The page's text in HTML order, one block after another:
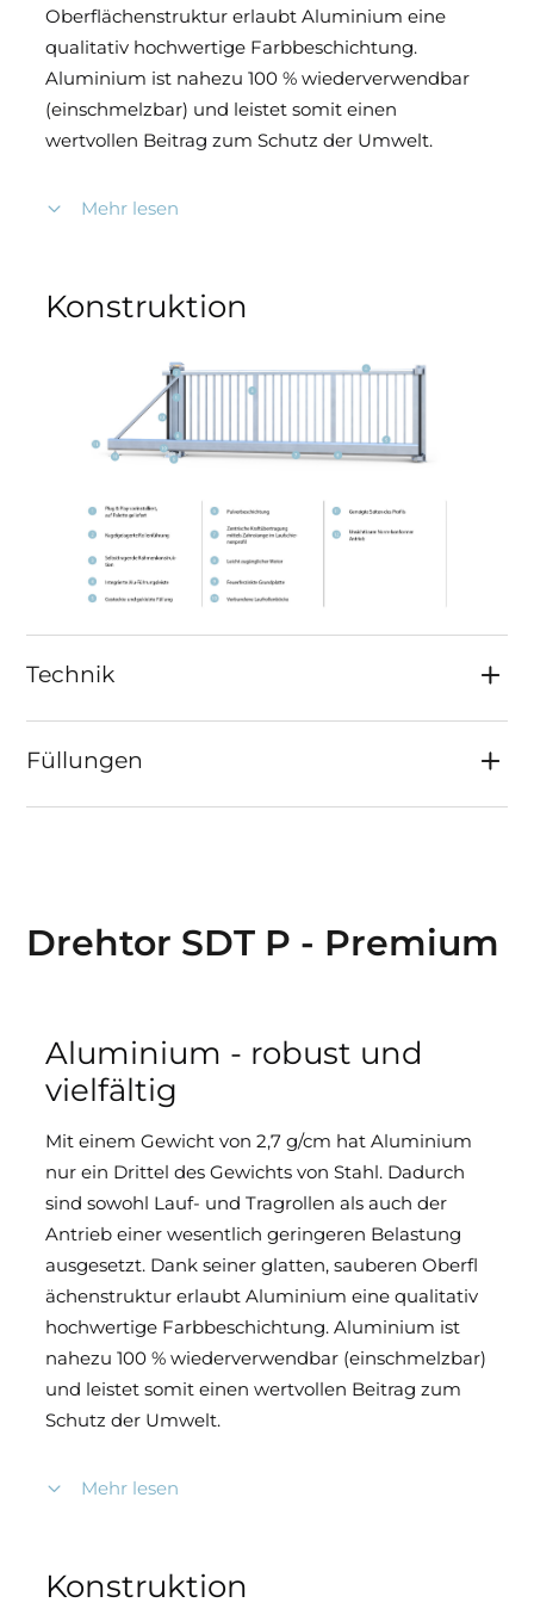
Oberflächenstruktur erlaubt Aluminium eine
qualitativ hochwertige Farbbeschichtung.
Aluminium ist nahezu 100 % wiederverwendbar
(einschmelzbar) und leistet somit einen
wertvollen Beitrag zum Schutz der Umwelt.
Geschweißte Rahmenkonstruktion aus
Torfl ügel mit Kämpfern in Rahmenstärke.
eingesetzt.
Obergurt serienmäßig mit Alu-
Führungsleiste für Rollenführung.
Verbindung von vorderem und hinterem
Zentrische Zahnstange im
Laufschienenprofi l integriert, somit gegen
Witterungseinfl üsse und Verschmutzung
Einlauf- und Haltepfosten mit Grundplatte
in einfacher und doppelter Ausführung.
weiteren Produkten aus unserem Sortiment
Mehr lesen
Konstruktion
Technik
Füllungen
Drehtor SDT P - Premium
Aluminium - robust und
vielfältig
Mit einem Gewicht von 2,7 g/cm hat Aluminium
nur ein Drittel des Gewichts von Stahl. Dadurch
sind sowohl Lauf- und Tragrollen als auch der
Antrieb einer wesentlich geringeren Belastung
ausgesetzt. Dank seiner glatten, sauberen Oberfl
ächenstruktur erlaubt Aluminium eine qualitativ
hochwertige Farbbeschichtung. Aluminium ist
nahezu 100 % wiederverwendbar (einschmelzbar)
und leistet somit einen wertvollen Beitrag zum
Schutz der Umwelt.
Geschweißte Rahmenkonstruktion aus
Torflügel mit Kämpfern in Rahmenstärke.
Mehr lesen
Konstruktion